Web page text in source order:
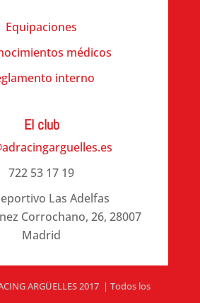
Equipaciones
médicos
interno
El club
722 53 17 19
Las Adelfas
Corrochano, 26, 28007
Madrid
ARGÜELLES 2017 | Todos los